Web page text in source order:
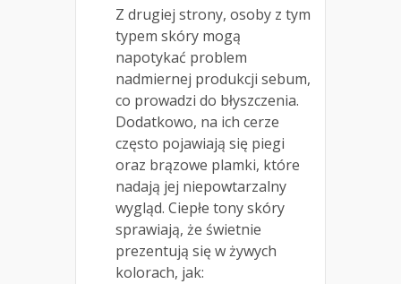
Z drugiej strony, osoby z tym
typem skóry mogą
napotykać problem
nadmiernej produkcji sebum,
co prowadzi do błyszczenia.
Dodatkowo, na ich cerze
często pojawiają się piegi
oraz brązowe plamki, które
nadają jej niepowtarzalny
wygląd. Ciepłe tony skóry
sprawiają, że świetnie
prezentują się w żywych
kolorach, jak: